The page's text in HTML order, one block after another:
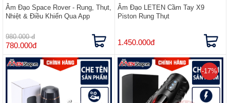
Âm Đạo Space Rover - Rung, Thụt,
Nhiệt & Điều Khiển Qua App
980.000 đ
780.000đ
Âm Đạo LETEN Cầm Tay X9
Piston Rung Thụt
1.450.000đ
-17%